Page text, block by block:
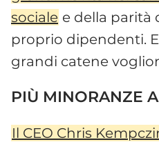
sociale e della parità
proprio dipendenti.
grandi catene
PIÙ MINORANZE
Il CEO Chris